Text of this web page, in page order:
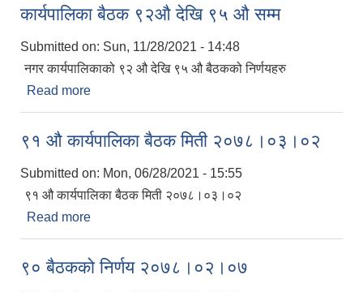
कार्यपालिका बैठक ९२औ देखि ९५ औ सम्म
Submitted on: Sun, 11/28/2021 - 14:48
नगर कार्यपालिकाको ९२ औ देखि ९५ औ बैठकको निर्णयहरु
Read more
९१ औ कार्यपालिका बैठक मिती २०७८।०३।०२
Submitted on: Mon, 06/28/2021 - 15:55
९१ औ कार्यपालिका बैठक मिती २०७८।०३।०२
Read more
९० बैठकको निर्णय २०७८।०२।०७